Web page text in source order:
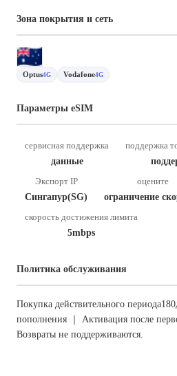
Зона покрытия и сеть
Optus4G Vodafone4G
Параметры eSIM
сервисная поддержка
данные
поддержка
Экспорт IP
Сингапур(SG)
оцените
ограничение
скорость достижения лимита
5mbps
Политика обслуживания
Покупка действительного
пополнения ｜ Активация после
Возвраты не поддерживаются.